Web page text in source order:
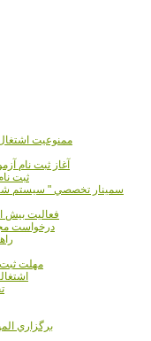
ممنوعيت
آغاز ثبت نام
ثبت
سمينار تخصصي " سيستم
فعاليت بيش از 70 هزار عضو هيات علمي در دانشگاه
درخواست مجوز براي 150 رشته
40
مهلت ثبت
برگزاري